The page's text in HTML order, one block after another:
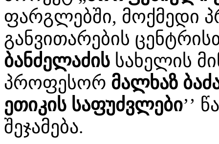
ფარგლებში, მოქმედი
განვითარების
ბანძელაძის სახელის
პროფესორ მალხაზ
ეთიკის საფუძვლები’’
შეჯამება.